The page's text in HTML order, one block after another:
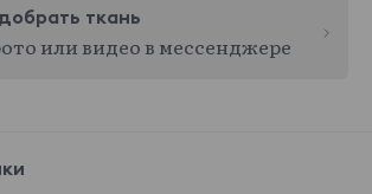
ткань
или видео в мессенджере